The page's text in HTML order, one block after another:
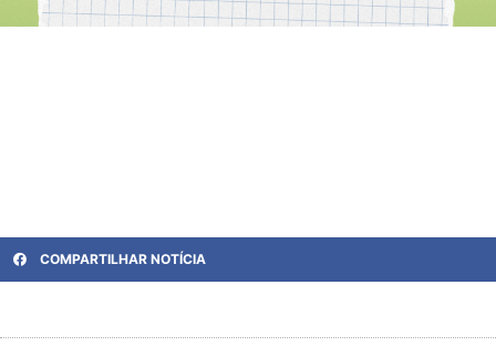
COMPARTILHAR NOTÍCIA